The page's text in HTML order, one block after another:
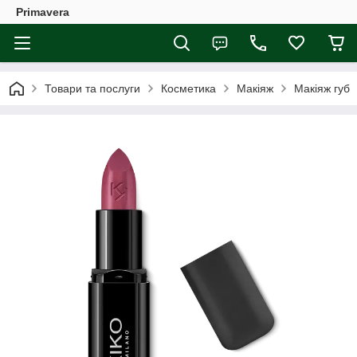
Primavera
Товари та послуги Косметика Макіяж Макіяж губ